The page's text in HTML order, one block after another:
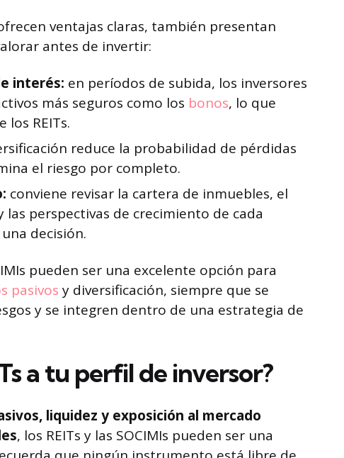
ventajas claras, también presentan
antes de invertir:
interés: en períodos de subida, los inversores
más seguros como los bonos, lo que
REITs.
reduce la probabilidad de pérdidas
el riesgo por completo.
conviene revisar la cartera de inmuebles, el
perspectivas de crecimiento de cada
decisión.
pueden ser una excelente opción para
pasivos y diversificación, siempre que se
y se integren dentro de una estrategia de
a tu perfil de inversor?
liquidez y exposición al mercado
, los REITs y las SOCIMIs pueden ser una